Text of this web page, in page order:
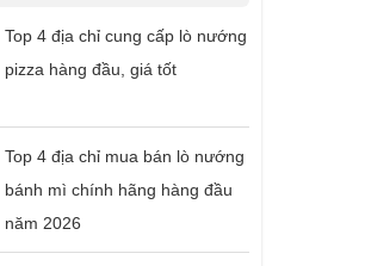
Top 4 địa chỉ cung cấp lò nướng
pizza hàng đầu, giá tốt
Top 4 địa chỉ mua bán lò nướng
bánh mì chính hãng hàng đầu
năm 2026